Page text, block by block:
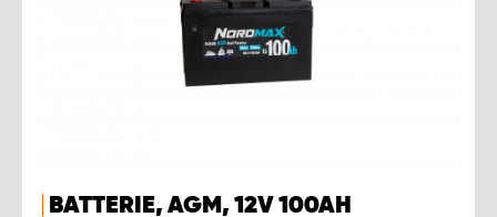
BATTERIE, AGM, 12V 100AH